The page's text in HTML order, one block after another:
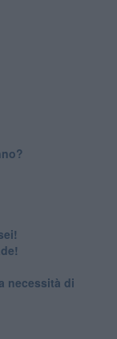
necessità di